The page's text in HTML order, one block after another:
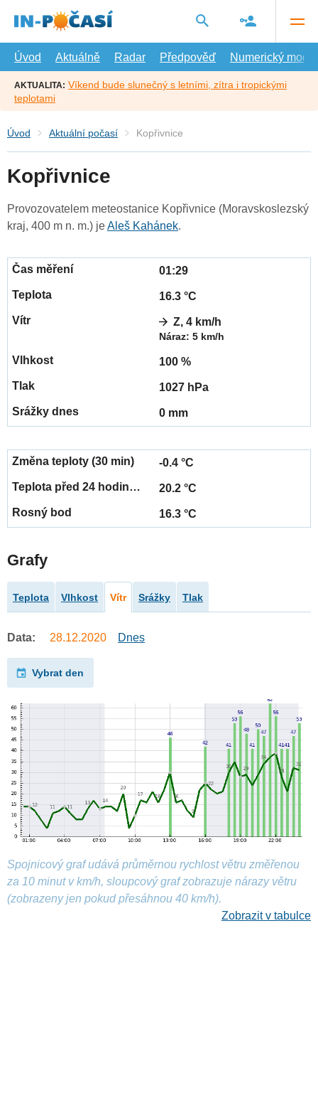
hlavní
Úvod
Aktuálně Radar Předpověď Numerický model
AKTUALITA: Víkend bude slunečný s letními, zítra i tropickými
teplotami
Úvod Aktuální počasí Kopřivnice
Kopřivnice
Provozovatelem meteostanice Kopřivnice (Moravskoslezský
kraj, 400 m n. m.) jeAleš Kahánek.
01:29
16.3 °C
Z, 4 km/h
Náraz: 5 km/h
100 %
1027 hPa
0 mm
-0.4 °C
20.2 °C
16.3 °C
Grafy
Teplota Vlhkost Vítr Srážky Tlak
Data: 28.12.2020 Dnes
Vybrat den
Spojnicový graf udává průměrnou rychlost větru změřenou
za 10 minut v km/h, sloupcový graf zobrazuje nárazy větru
(zobrazeny jen pokud přesáhnou 40 km/h).
Zobrazit v tabulce